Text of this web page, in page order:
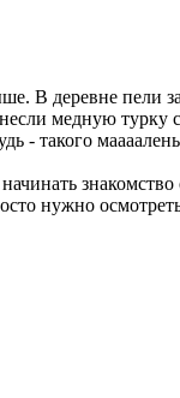
В деревне пели
медную
- такого
нужно